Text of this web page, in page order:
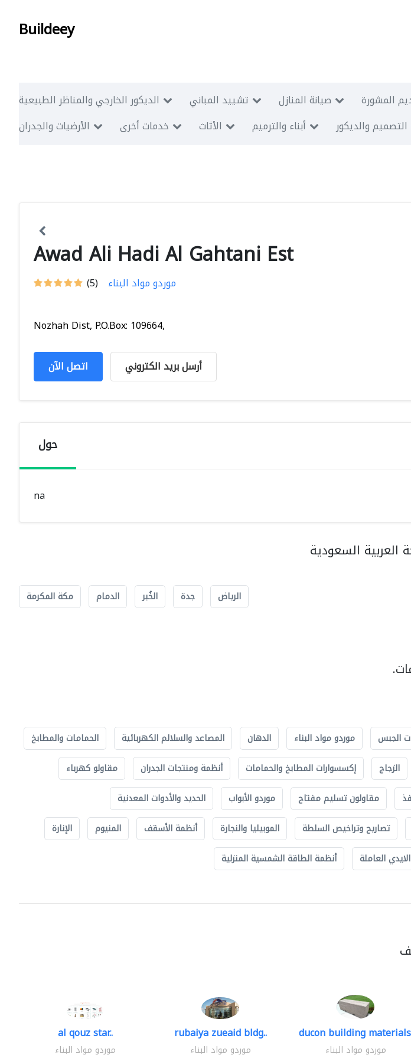
Buildeey
الديكور الخارجي والمناظر الطبيعية تشييد المباني صيانة المنازل المشورة
الأرضيات والجدران
خدمات أخرى الأثاث أبناء والترميم التصميم والديكور
Awad Ali Hadi Al Gahtani Est
(5) موردو مواد البناء
Nozhah Dist, P.O.Box: 109664,
اتصل الآن أرسل بريد الكتروني
حول
na
السعودية
الرياض جدة الخُبر الدمام مكة المكرمة
الجبس موردو مواد البناء الدهان المصاعد والسلالم الكهربائية
الحمامات والمطابخ
الزجاج إكسسوارات المطابخ والحمامات أنظمة ومنتجات الجدران
مقاولو كهرباء
مقاولون تسليم مفتاح موردو الأبواب
الحديد والأدوات المعدنية
تصاريح وتراخيص السلطة الموبيليا والنجارة أنظمة الأسقف المنيوم
الإنارة
الايدي العاملة أنظمة الطاقة الشمسية المنزلية
al qouz star..
موردو مواد البناء
rubaiya zueaid bldg..
موردو مواد البناء
ducon building
موردو مواد البناء